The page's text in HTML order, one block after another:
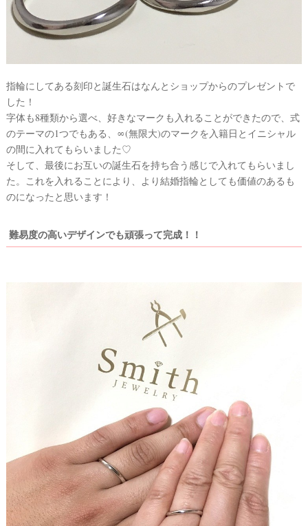
指輪にしてある刻印と誕生石はなんとショップからのプレゼントで
した！
字体も8種類から選べ、好きなマークも入れることができたので、式
のテーマの1つでもある、∞(無限大)のマークを入籍日とイニシャル
の間に入れてもらいました♡
そして、最後にお互いの誕生石を持ち合う感じで入れてもらいまし
た。これを入れることにより、より結婚指輪としても価値のあるも
のになったと思います！
難易度の高いデザインでも頑張って完成！！